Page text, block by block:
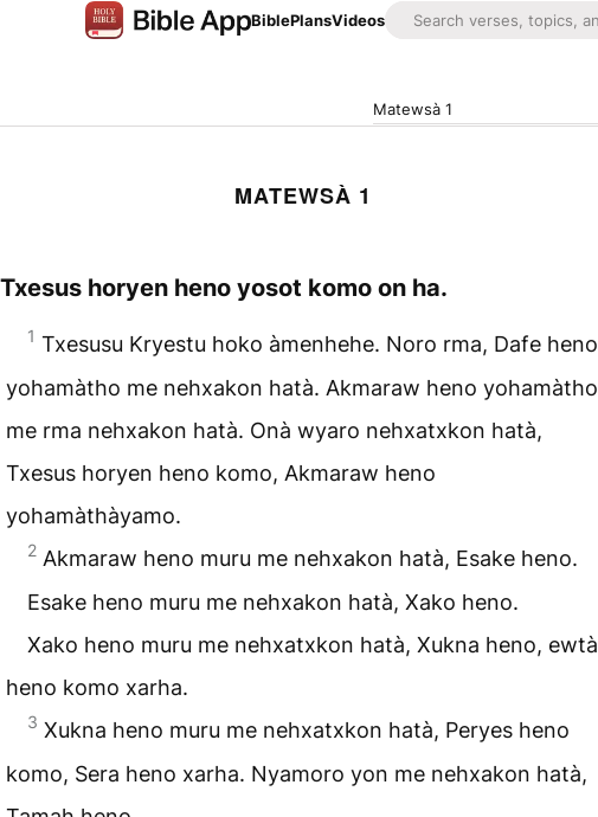
BiblePlansVideos
Matewsà 1
MATEWSÀ 1
Txesus horyen heno yosot komo on ha.
1 Txesusu Kryestu hoko àmenhehe. Noro rma, Dafe heno
yohamàtho me nehxakon hatà. Akmaraw heno yohamàtho
me rma nehxakon hatà. Onà wyaro nehxatxkon hatà,
Txesus horyen heno komo, Akmaraw heno
yohamàthàyamo.
2 Akmaraw heno muru me nehxakon hatà, Esake heno.
Esake heno muru me nehxakon hatà, Xako heno.
Xako heno muru me nehxatxkon hatà, Xukna heno, ewtà
heno komo xarha.
3 Xukna heno muru me nehxatxkon hatà, Peryes heno
komo, Sera heno xarha. Nyamoro yon me nehxakon hatà,